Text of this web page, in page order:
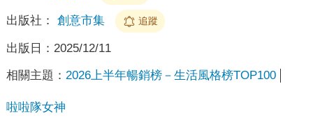
出版社： 創意市集 追蹤
出版日： 2025/12/11
相關主題： 2026上半年暢銷榜－生活風格榜TOP100
啦啦隊女神